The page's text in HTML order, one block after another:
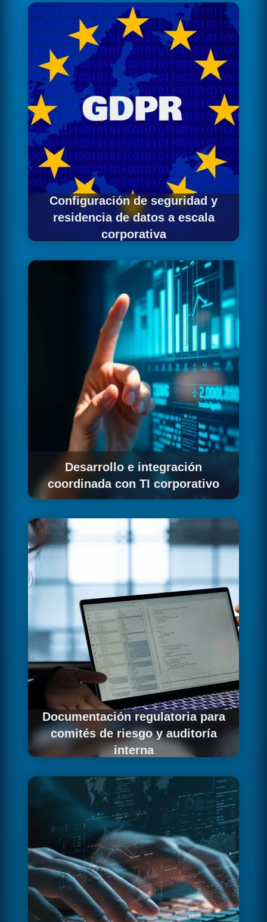
procesos de aprobación y marcos de riesgo
característicos de grandes corporaciones.
Configuración de seguridad y
residencia de datos a escala
corporativa
de acceso adecuadas a estructuras
organizativas complejas con múltiples
departamentos.
Desarrollo e integración
coordinada con TI corporativo
Implementamos la integración coordinando
procesos de gobierno establecidos en tu
organización.
Documentación regulatoria para
comités de riesgo y auditoría
interna
el nivel de detalle que exigen los comités de
riesgo de grandes corporaciones.